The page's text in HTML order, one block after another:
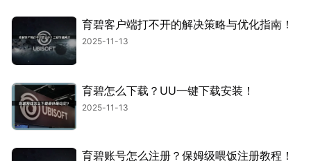
育碧客户端打不开的解决策略与优化指南！
2025-11-13
育碧怎么下载？UU一键下载安装！
2025-11-13
育碧账号怎么注册？保姆级喂饭注册教程！